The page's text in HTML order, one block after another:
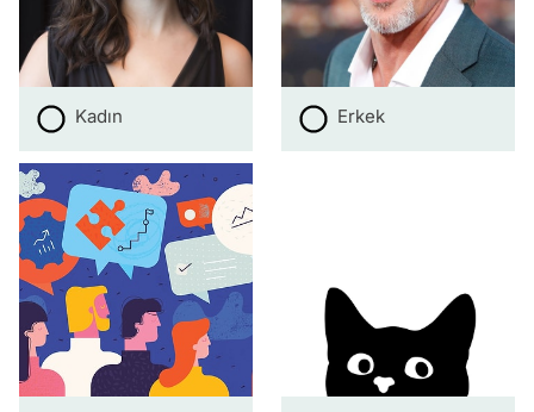
Kadın Erkek